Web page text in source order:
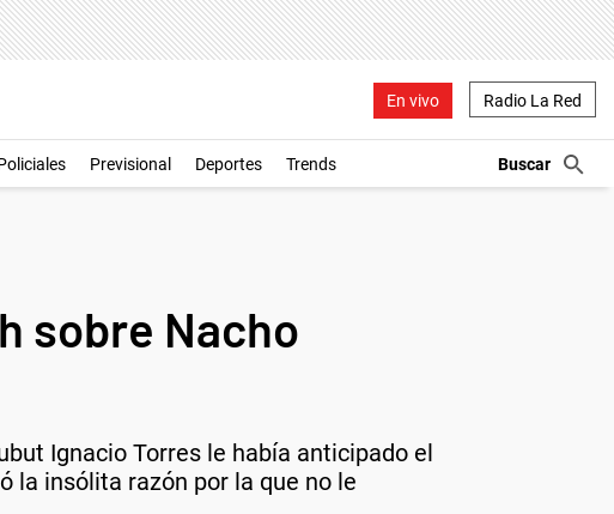
En vivo Radio La Red
Previsional Deportes Trends
sobre Nacho
Ignacio Torres le había anticipado el
la insólita razón por la que no le